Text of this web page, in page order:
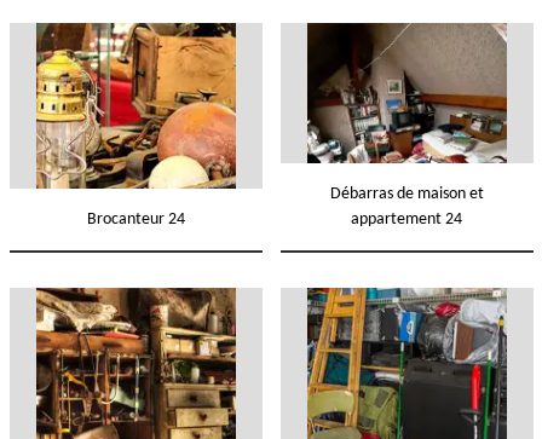
Brocanteur 24
Débarras de maison et
appartement 24